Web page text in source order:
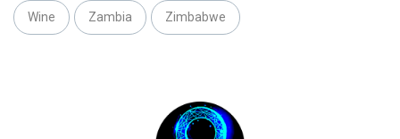
Wine Zambia Zimbabwe